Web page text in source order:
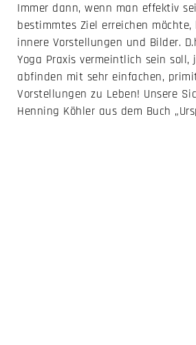
Immer dann, wenn man effektiv
bestimmtes Ziel erreichen
innere Vorstellungen und Bilder.
Yoga Praxis vermeintlich sein
abfinden mit sehr einfachen,
Vorstellungen zu Leben! Unsere
Henning Köhler aus dem Buch